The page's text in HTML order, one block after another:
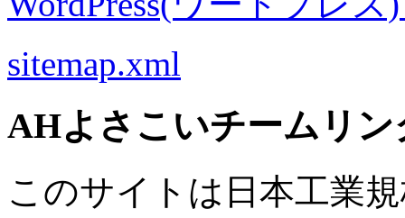
sitemap.xml
AHよさこいチームリ
このサイトは日本工業